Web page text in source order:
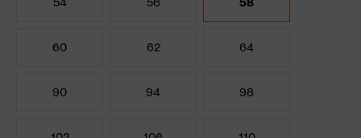
60 62 64
90 94 98